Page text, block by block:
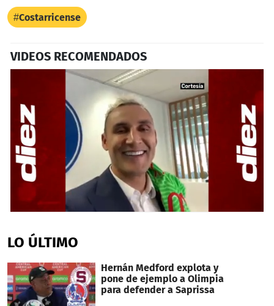
Costarricense
VIDEOS RECOMENDADOS
of
23
LO ÚLTIMO
Hernán Medford explota y
pone de ejemplo a Olimpia
para defender a Saprissa